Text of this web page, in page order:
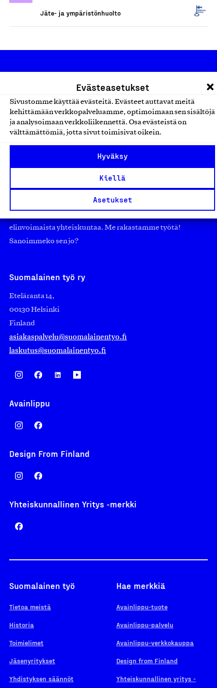
Evästeasetukset
Sivustomme käyttää evästeitä. Evästeet auttavat meitä
kehittämään verkkopalveluamme, optimoimaan sen sisältöjä
ja analysoimaan verkkoliikennettä. Osa evästeistä on
välttämättömiä, jotta sivut toimisivat oikein.
Hyväksy
Kiellä
Asetukset
Jäte- ja ympäristönhuolto
Olemme jäsentemme omistama puolueeton,
työmarkkinajärjestöistä riippumaton yhdistys.
Jäseninämme on koko suomalaisen yhteiskunnan kirjo
pienistä pajoista ja yhteisöistä kansainvälisiin
edistämään suomalaista työtä ja teollisuutta sekä
nostamaan ylpeyttä kotimaisesta osaamisesta. Uskomme
elinvoimaista yhteiskuntaa. Me rakastamme työtä!
Sanoimmeko sen jo?
Suomalainen työ ry
Eteläranta 14,
00130 Helsinki
Finland
asiakaspalvelu@suomalainentyo.fi
laskutus@suomalainentyo.fi
Avainlippu
Design From Finland
Yhteiskunnallinen Yritys -merkki
Suomalainen työ
Tietoa meistä
Historia
Toimielimet
Jäsenyritykset
Yhdistyksen säännöt
Hae merkkiä
Avainlippu-tuote
Avainlippu-palvelu
Avainlippu-verkkokauppa
Design from Finland
Yhteiskunnallinen yritys -